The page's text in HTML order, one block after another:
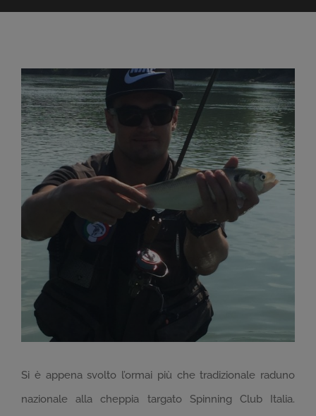
Ingrandisci
immagine
Si è appena svolto l’ormai più che tradizionale raduno
nazionale alla cheppia targato Spinning Club Italia.